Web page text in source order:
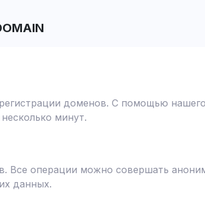
доменов. С помощью нашего
минут.
Все операции можно совершать
данных.